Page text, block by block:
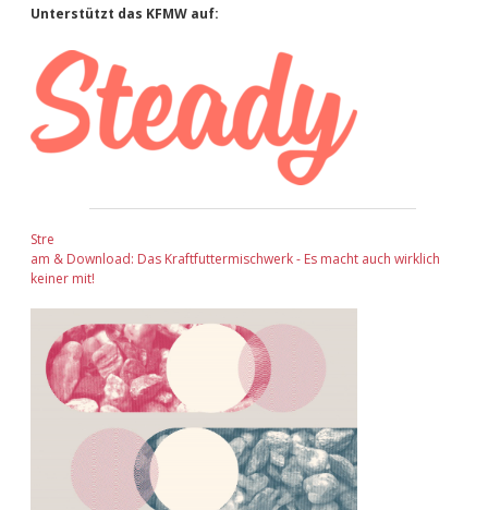
Sidebar
Unterstützt das KFMW auf:
Stre
am & Download: Das Kraftfuttermischwerk - Es macht auch wirklich
keiner mit!